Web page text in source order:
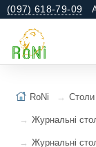
(097) 618-79-09
RoNi Столи
Журнальні
Журнальні